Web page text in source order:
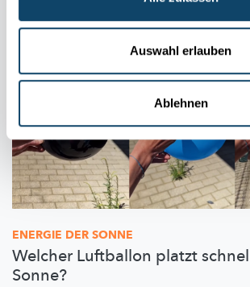
Auswahl erlauben
Ablehnen
ENERGIE DER SONNE
Welcher Luftballon platzt
Sonne?